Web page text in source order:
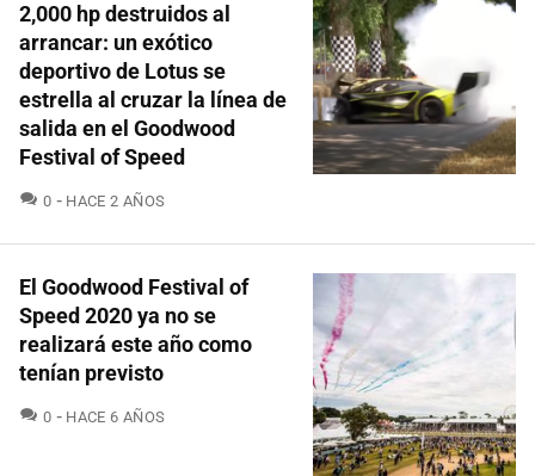
2,000 hp destruidos al
arrancar: un exótico
deportivo de Lotus se
estrella al cruzar la línea de
salida en el Goodwood
Festival of Speed
0 COMENTARIOS
HACE 2 AÑOS
El Goodwood Festival of
Speed 2020 ya no se
realizará este año como
tenían previsto
0 COMENTARIOS
HACE 6 AÑOS